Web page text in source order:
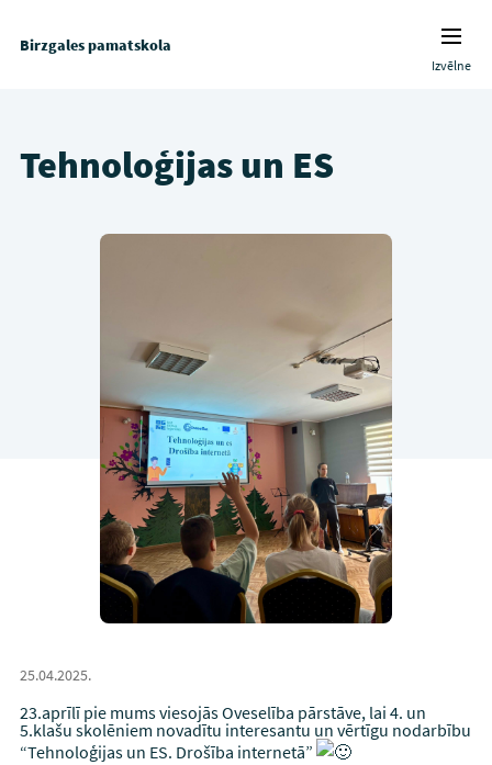
Birzgales pamatskola
Izvēlne
Tehnoloģijas un ES
25.04.2025.
23.aprīlī pie mums viesojās Oveselība pārstāve, lai 4. un
5.klašu skolēniem novadītu interesantu un vērtīgu nodarbību
“Tehnoloģijas un ES. Drošība internetā”